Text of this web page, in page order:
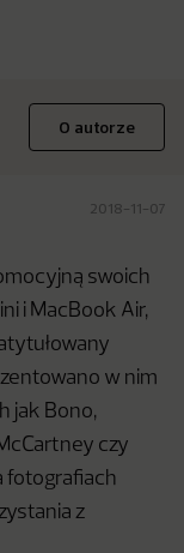
O autorze
2018-11-07
swoich
i MacBook Air,
w nim
jak Bono,
czy
fotografiach
z